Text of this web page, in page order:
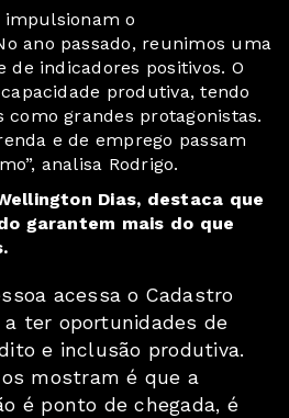
impulsionam o
ano passado, reunimos uma
de indicadores positivos. O
produtiva, tendo
como grandes protagonistas.
e de emprego passam
analisa Rodrigo.
Dias, destaca que
garantem mais do que
acessa o Cadastro
a ter oportunidades de
e inclusão produtiva.
mostram é que a
é ponto de chegada, é